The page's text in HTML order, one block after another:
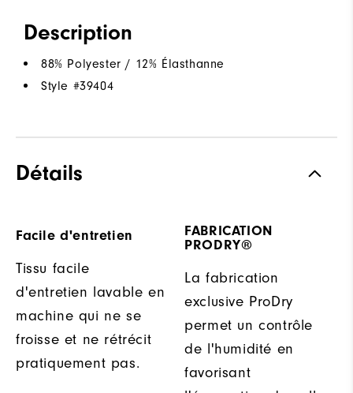
Description
88% Polyester / 12% Élasthanne
Style #39404
Détails
Facile d'entretien
Tissu facile
d'entretien lavable en
machine qui ne se
froisse et ne rétrécit
pratiquement pas.
FABRICATION
PRODRY®
La fabrication
exclusive ProDry
permet un contrôle
de l'humidité en
favorisant